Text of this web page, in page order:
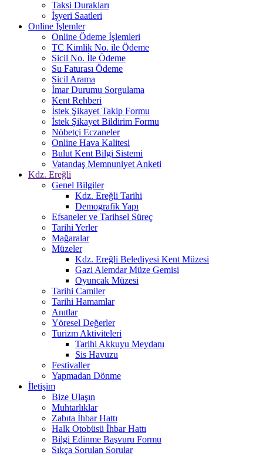
Taksi Durakları
İşyeri Saatleri
Online İşlemler
Online Ödeme İşlemleri
TC Kimlik No. ile Ödeme
Sicil No. İle Ödeme
Su Faturası Ödeme
Sicil Arama
İmar Durumu Sorgulama
Kent Rehberi
İstek Şikayet Takip Formu
İstek Şikayet Bildirim Formu
Nöbetçi Eczaneler
Online Hava Kalitesi
Bulut Kent Bilgi Sistemi
Vatandaş Memnuniyet Anketi
Kdz. Ereğli
Genel Bilgiler
Kdz. Ereğli Tarihi
Demografik Yapı
Efsaneler ve Tarihsel Süreç
Tarihi Yerler
Mağaralar
Müzeler
Kdz. Ereğli Belediyesi Kent Müzesi
Gazi Alemdar Müze Gemisi
Oyuncak Müzesi
Tarihi Camiler
Tarihi Hamamlar
Anıtlar
Yöresel Değerler
Turizm Aktiviteleri
Tarihi Akkuyu Meydanı
Sis Havuzu
Festivaller
Yapmadan Dönme
İletişim
Bize Ulaşın
Muhtarlıklar
Zabıta İhbar Hattı
Halk Otobüsü İhbar Hattı
Bilgi Edinme Başvuru Formu
Sıkça Sorulan Sorular